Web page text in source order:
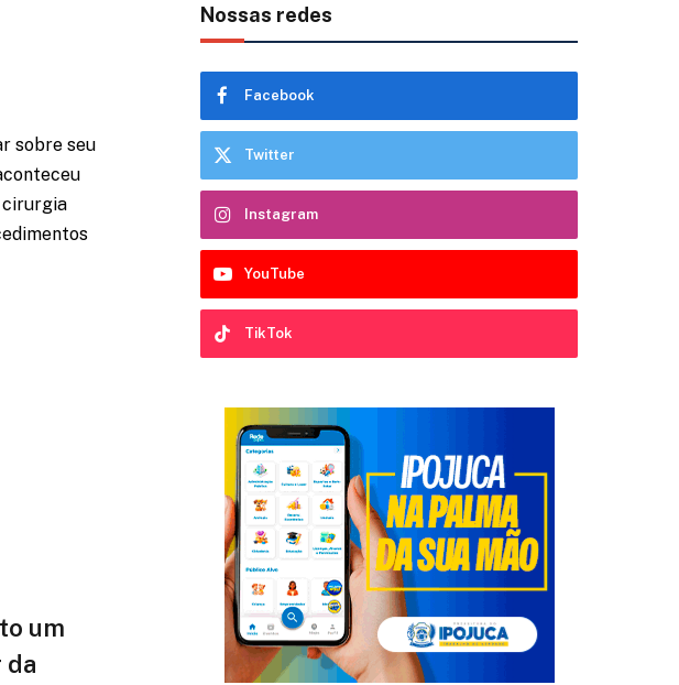
sobre seu
cirurgia
um
da
Nossas redes
Facebook
Twitter
Instagram
YouTube
TikTok